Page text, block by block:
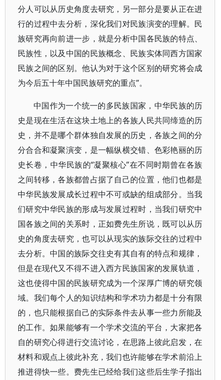
分人可以从历史角度去研究，另一部分是要从正在进
行的过程中去分析，深化我们对民族演变的理解。民
族研究再向前进一步，就是分析中国各民族的特点、
民族性，以及中国的民族概念、民族实体同西方国家
民族之间的区别。他认为对于这个区别的研究将会成
为今后五十年中国民族研究的重点”。
中国作为一个统一的多民族国家，中华民族的历
史是现在生活在这块土地上的各族人民共同缔造的历
史，并不是哪个群体独自发展的历史，各族之间的分
分合合和凝聚演变，是一幅纵横交错、色彩艳丽的历
史长卷，中华民族的“凝聚核心”在不同时期曾在各族
之间转移，各族都曾占据了自己的位置，他们也都是
中华民族发展成长过程中不可或缺的组成部分。当我
们研究中华民族的形成与发展过程时，当我们研究中
国各族之间的关系时，正如费先生所说，既可以从历
史的角度去研究，也可以从现实的族际交往的过程中
去分析。中国的族际交往史有其自有的特点和规律，
但是在现代又不得不进入西方民族国家的发展轨道，
这也使得中国的民族研究成为一个深厚广博的研究领
域。我们每个人的知识结构和学术功力都是十分有限
的，也只能根据自己的实际条件去从事一些力所能及
的工作。如果能够有一个学术交流的平台，大家把各
自的研究心得进行交流讨论，在思路上彼此启发，在
材料和观点上彼此补充，我们也许能够在学术前沿上
推进得快一些。费先生已经给我们这些后生学子指出